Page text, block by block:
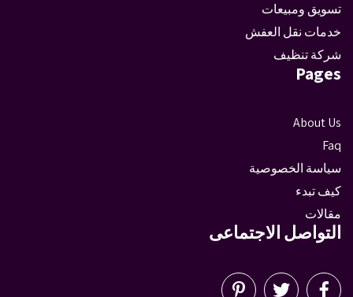
تسويق ومبيعات
خدمات نقل العفش
شركة تنظيف
Pages
About Us
Faq
سياسة الخصوصية
كيف تبدء
مقالات
التواصل الاجتماعى